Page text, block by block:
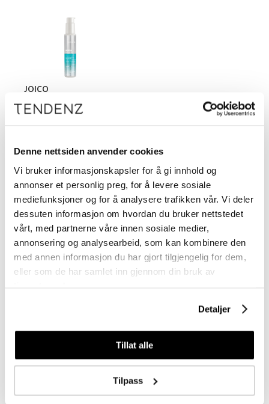
Denne nettsiden anvender cookies
Vi bruker informasjonskapsler for å gi innhold og
annonser et personlig preg, for å levere sosiale
mediefunksjoner og for å analysere trafikken vår. Vi deler
dessuten informasjon om hvordan du bruker nettstedet
vårt, med partnerne våre innen sosiale medier,
annonsering og analysearbeid, som kan kombinere den
med annen informasjon du har gjort tilgjengelig for dem,
eller som de har samlet inn gjennom din bruk av
Detaljer
Tillat alle
Tilpass
JOICO
HYS Leave-In 100 ml
Logg inn
Meld deg på vårt nyhetsbrev
Meld meg på